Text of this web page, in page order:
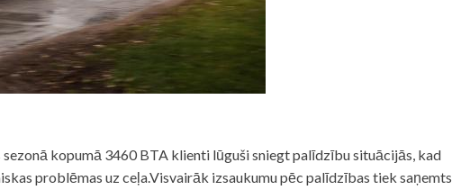
sezonā kopumā 3460 BTA klienti lūguši sniegt palīdzību situācijās, kad
problēmas uz ceļa.Visvairāk izsaukumu pēc palīdzības tiek saņemts